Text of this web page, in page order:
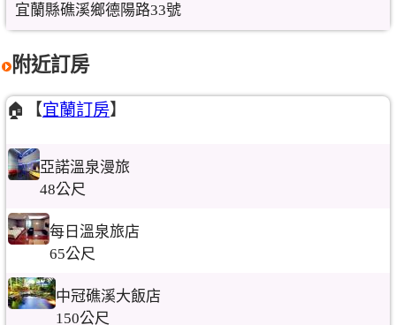
宜蘭縣礁溪鄉德陽路33號
附近訂房
🏠【宜蘭訂房】
亞諾溫泉漫旅
48公尺
每日溫泉旅店
65公尺
中冠礁溪大飯店
150公尺